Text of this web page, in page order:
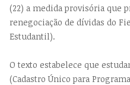
(22) a medida provisória que
renegociação de dívidas do
Estudantil).
O texto estabelece que
(Cadastro Único para